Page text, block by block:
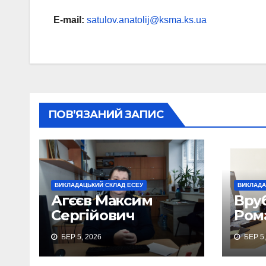
E-mail: satulov.anatolij@ksma.ks.ua
ПОВ’ЯЗАНИЙ ЗАПИС
ВИКЛАДАЦЬКИЙ СКЛАД ЕСЕУ
Агєєв Максим
Сергійович
БЕР 5, 2026 БЕР 5,